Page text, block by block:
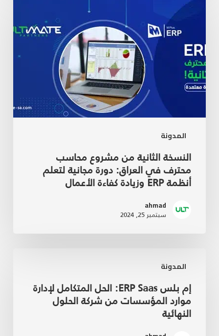
المدونة
النسخة الثانية من مشروع محاسب
محترف في العراق: دورة مجانية لتعلم
أنظمة ERP وزيادة كفاءة الأعمال
ahmad
سبتمبر 25, 2024
المدونة
إم بلس ERP Saas: الحل المتكامل لإدارة
موارد المؤسسات من شركة الحلول
النهائية